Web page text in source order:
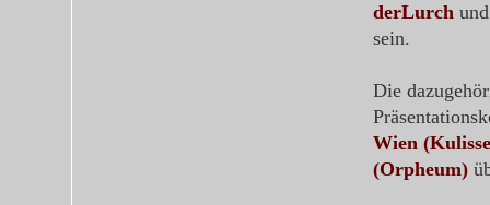
derLurch
sein.
Die
Wien
(Orpheum)